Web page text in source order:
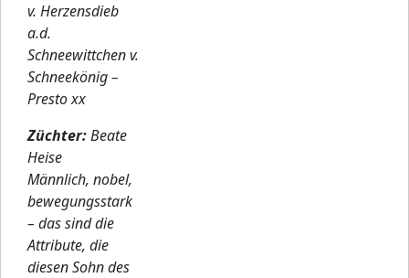
v. Herzensdieb
a.d.
Schneewittchen v.
Schneekönig –
Presto xx
Züchter:Beate
Heise
Männlich, nobel,
bewegungsstark
– das sind die
Attribute, die
diesen Sohn des